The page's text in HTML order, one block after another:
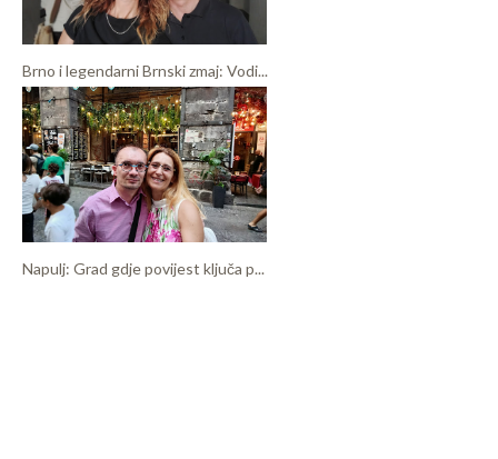
Brno i legendarni Brnski zmaj: Vodi...
Napulj: Grad gdje povijest ključa p...